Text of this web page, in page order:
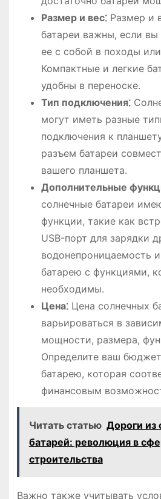
Размер и вес⁚Размер и
батареи важны, если вы
ее с собой в походы
Компактные и легкие
удобны в переноске.
Тип подключения⁚
могут иметь разные
подключения к
разъем батареи
вашего планшета.
Дополнительные
солнечные батареи
функции, такие как
USB-порт для зарядки
водонепроницаемость
батарею с функциями,
необходимы.
Цена⁚Цена солнечных
варьироваться в
мощности, размера,
Определите ваш
батарею, которая
финансовым
Читать статью Дороги из
батарей: революция в
строительства
Важно также учитывать